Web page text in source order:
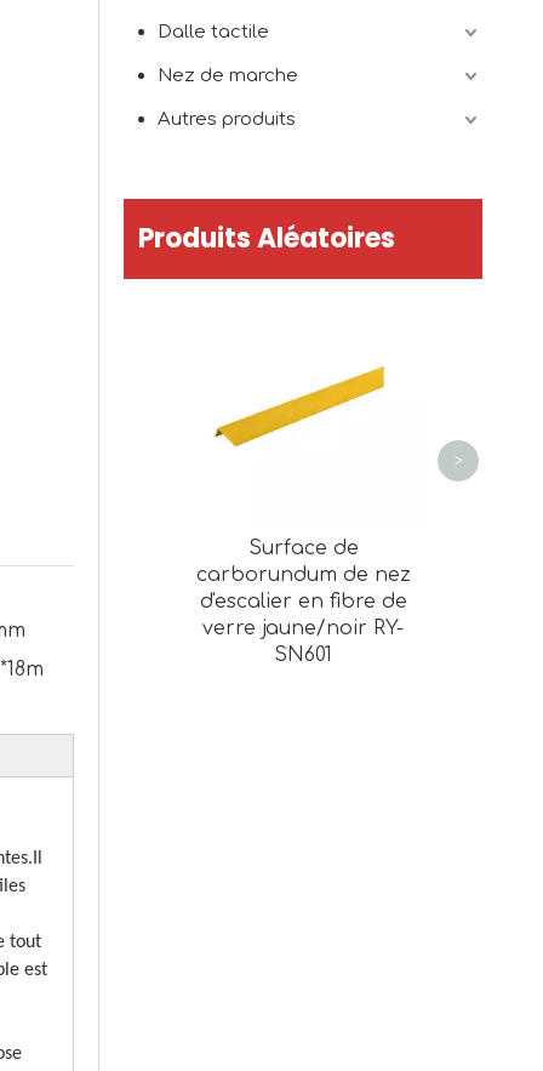
tout
est
Dalle tactile
Nez de marche
Autres produits
Produits Aléatoires
Surface de
carborundum de nez
d'escalier en fibre de
verre jaune/noir RY-
SN601
>